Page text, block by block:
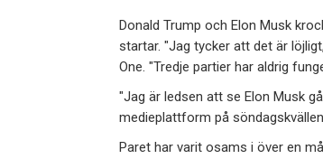
Donald Trump och Elon Musk
startar. "Jag tycker att det är
One. "Tredje partier har aldrig
"Jag är ledsen att se Elon Musk
medieplattform på
Paret har varit osams i över en